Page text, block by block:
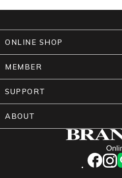
facebook
ONLINE SHOP
MEMBER
SUPPORT
ABOUT